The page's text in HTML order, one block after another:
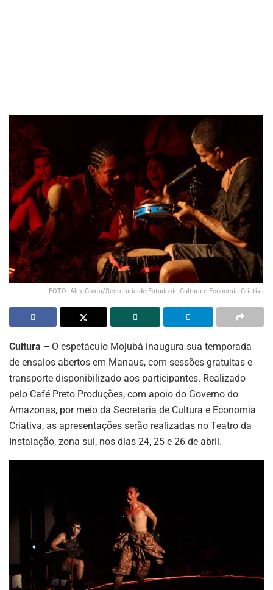
FOTO: Alex Costa/Secretaria de Estado de Cultura e Economia Criativa
Cultura – O espetáculo Mojubá inaugura sua temporada
de ensaios abertos em Manaus, com sessões gratuitas e
transporte disponibilizado aos participantes. Realizado
pelo Café Preto Produções, com apoio do Governo do
Amazonas, por meio da Secretaria de Cultura e Economia
Criativa, as apresentações serão realizadas no Teatro da
Instalação, zona sul, nos dias 24, 25 e 26 de abril.